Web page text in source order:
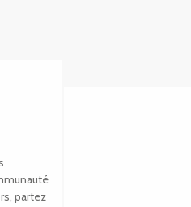
partez